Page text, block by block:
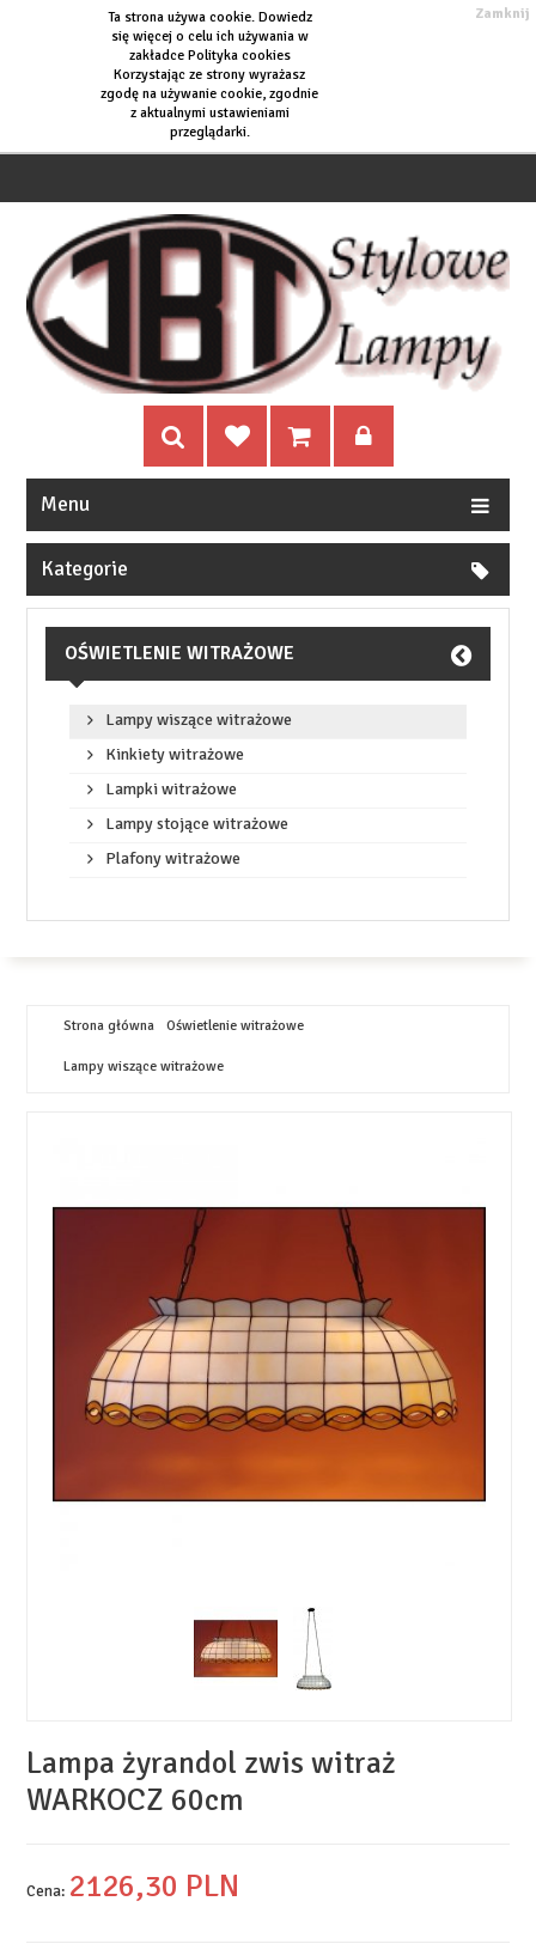
Ta strona używa cookie. Dowiedz
się więcej o celu ich używania w
zakładce Polityka cookies
Korzystając ze strony wyrażasz
zgodę na używanie cookie, zgodnie
z aktualnymi ustawieniami
przeglądarki.
Zamknij
Menu
Kategorie
OŚWIETLENIE WITRAŻOWE
Lampy wiszące witrażowe
Kinkiety witrażowe
Lampki witrażowe
Lampy stojące witrażowe
Plafony witrażowe
Strona główna Oświetlenie witrażowe
Lampy wiszące witrażowe
Lampa żyrandol zwis witraż
WARKOCZ 60cm
Cena: 2126,30 PLN